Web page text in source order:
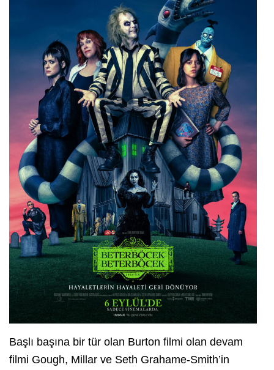
Başlı başına bir tür olan Burton filmi olan devam
filmi Gough, Millar ve Seth Grahame-Smith’in